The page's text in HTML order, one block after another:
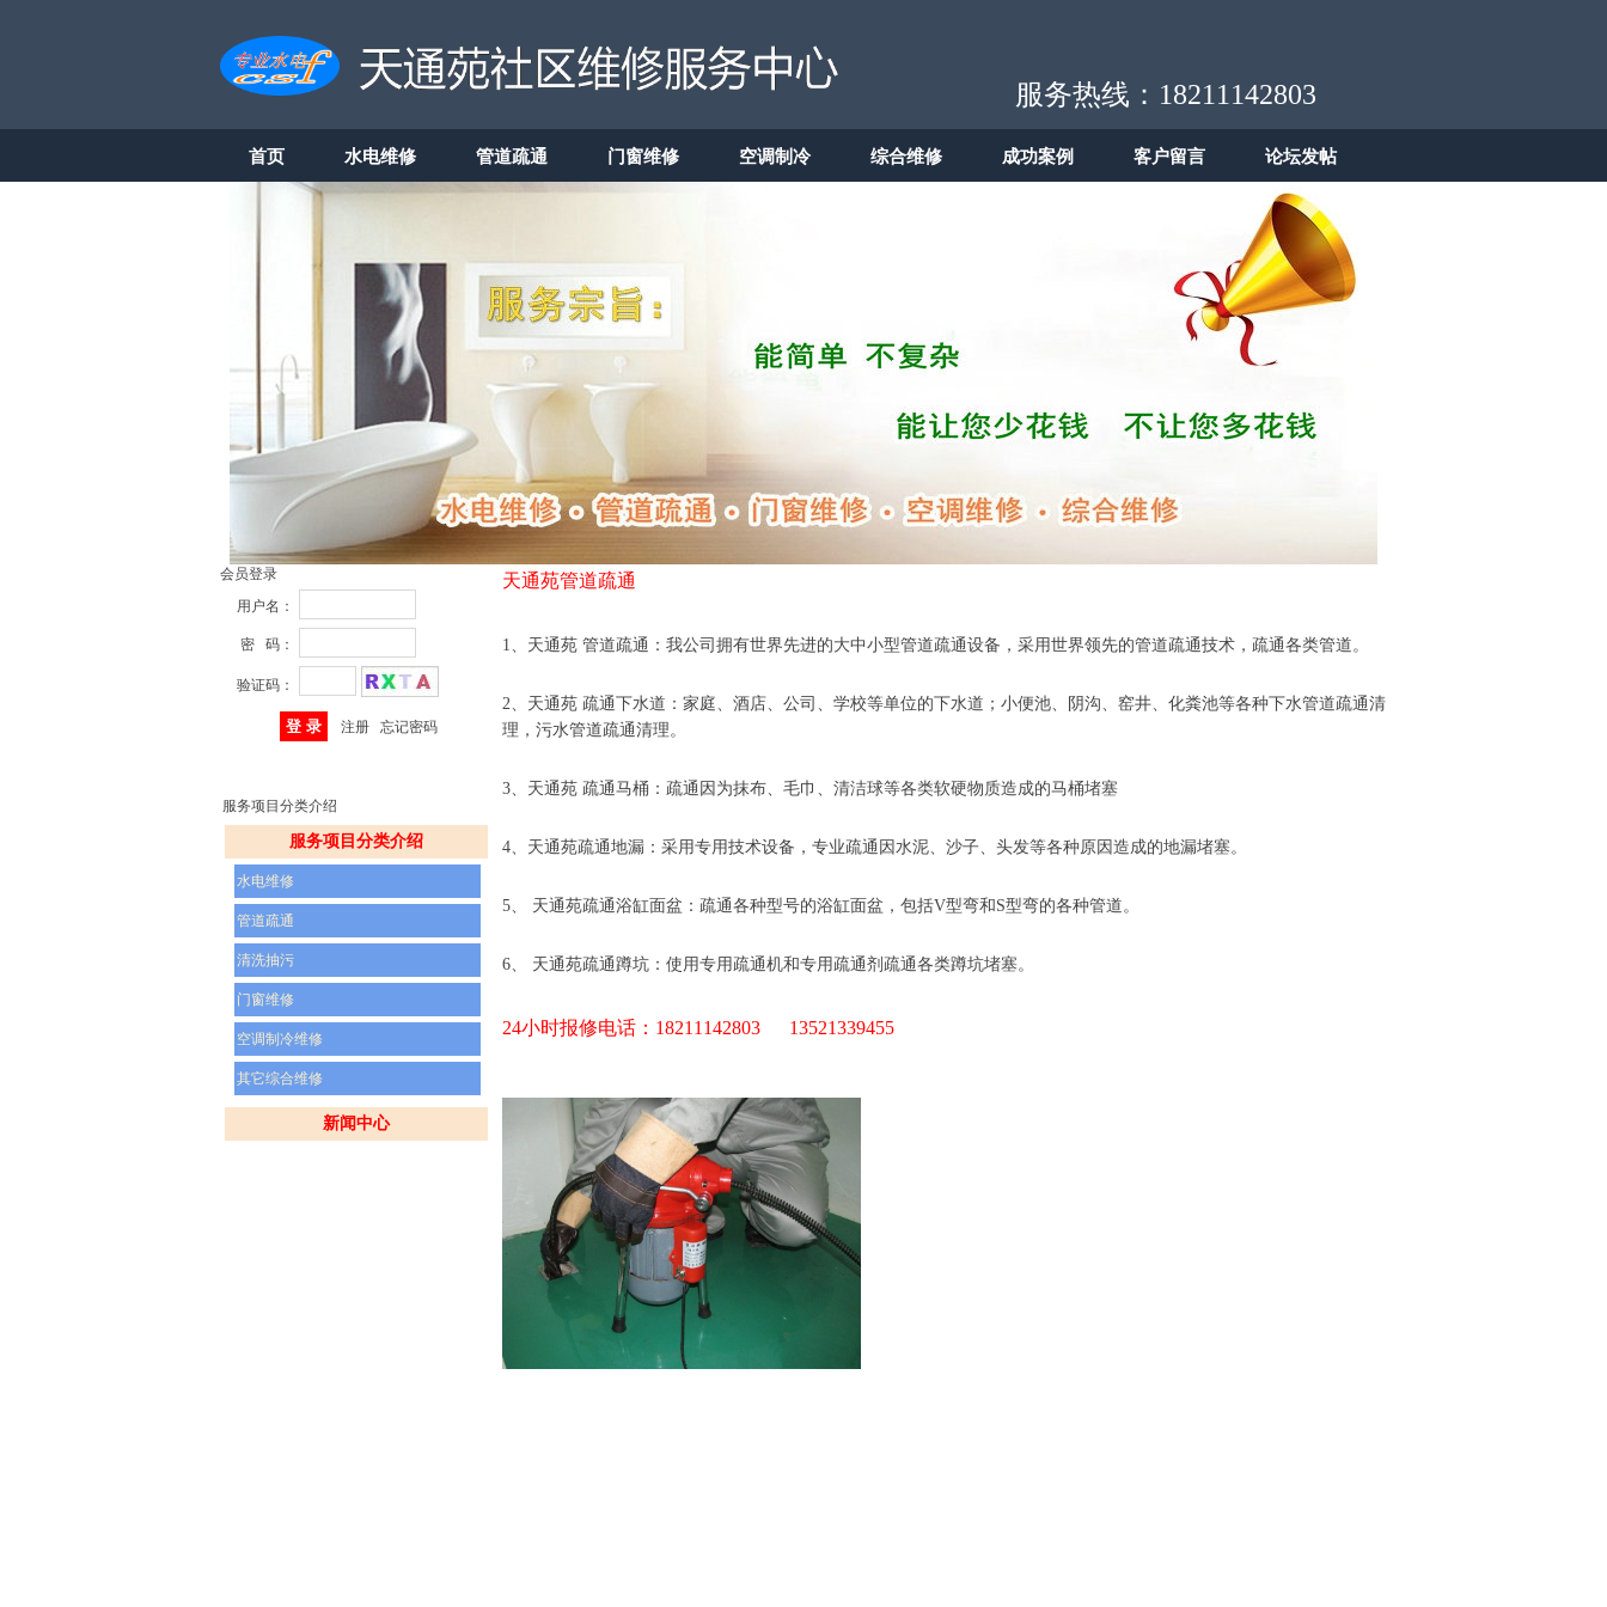
首页 水电维修 管道疏通 门窗维修 空调制冷 综合维修 成功案例 客户留言 论坛发帖
服务热线：18211142803
会员登录
用户名：
密 码：
验证码：
注册 忘记密码
服务项目分类介绍
服务项目分类介绍
水电维修
管道疏通
清洗抽污
门窗维修
空调制冷维修
其它综合维修
新闻中心
天通苑管道疏通
1、天通苑 管道疏通：我公司拥有世界先进的大中小型管道疏通设备，采用世界领先的管道疏通技术，疏通各类管道。
2、天通苑 疏通下水道：家庭、酒店、公司、学校等单位的下水道；小便池、阴沟、窑井、化粪池等各种下水管道疏通清
理，污水管道疏通清理。
3、天通苑 疏通马桶：疏通因为抹布、毛巾、清洁球等各类软硬物质造成的马桶堵塞
4、天通苑疏通地漏：采用专用技术设备，专业疏通因水泥、沙子、头发等各种原因造成的地漏堵塞。
5、 天通苑疏通浴缸面盆：疏通各种型号的浴缸面盆，包括V型弯和S型弯的各种管道。
6、 天通苑疏通蹲坑：使用专用疏通机和专用疏通剂疏通各类蹲坑堵塞。
24小时报修电话：18211142803 13521339455